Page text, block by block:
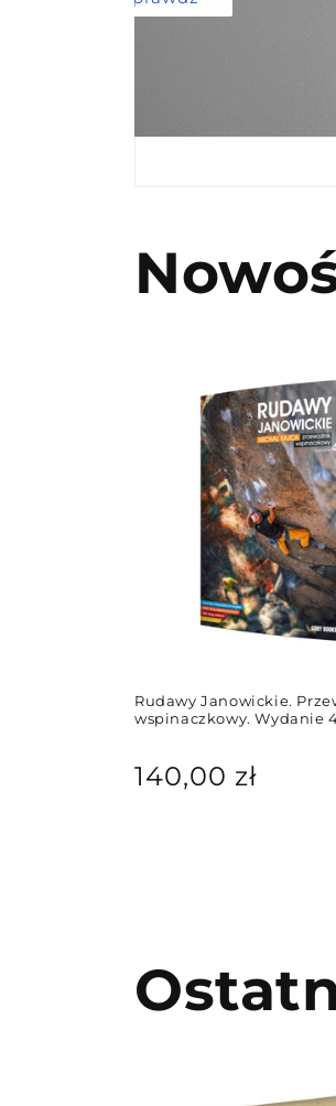
Rudawy Janowickie.
wspinaczkowy. Wydanie
Cena
regularna
140,00 zł